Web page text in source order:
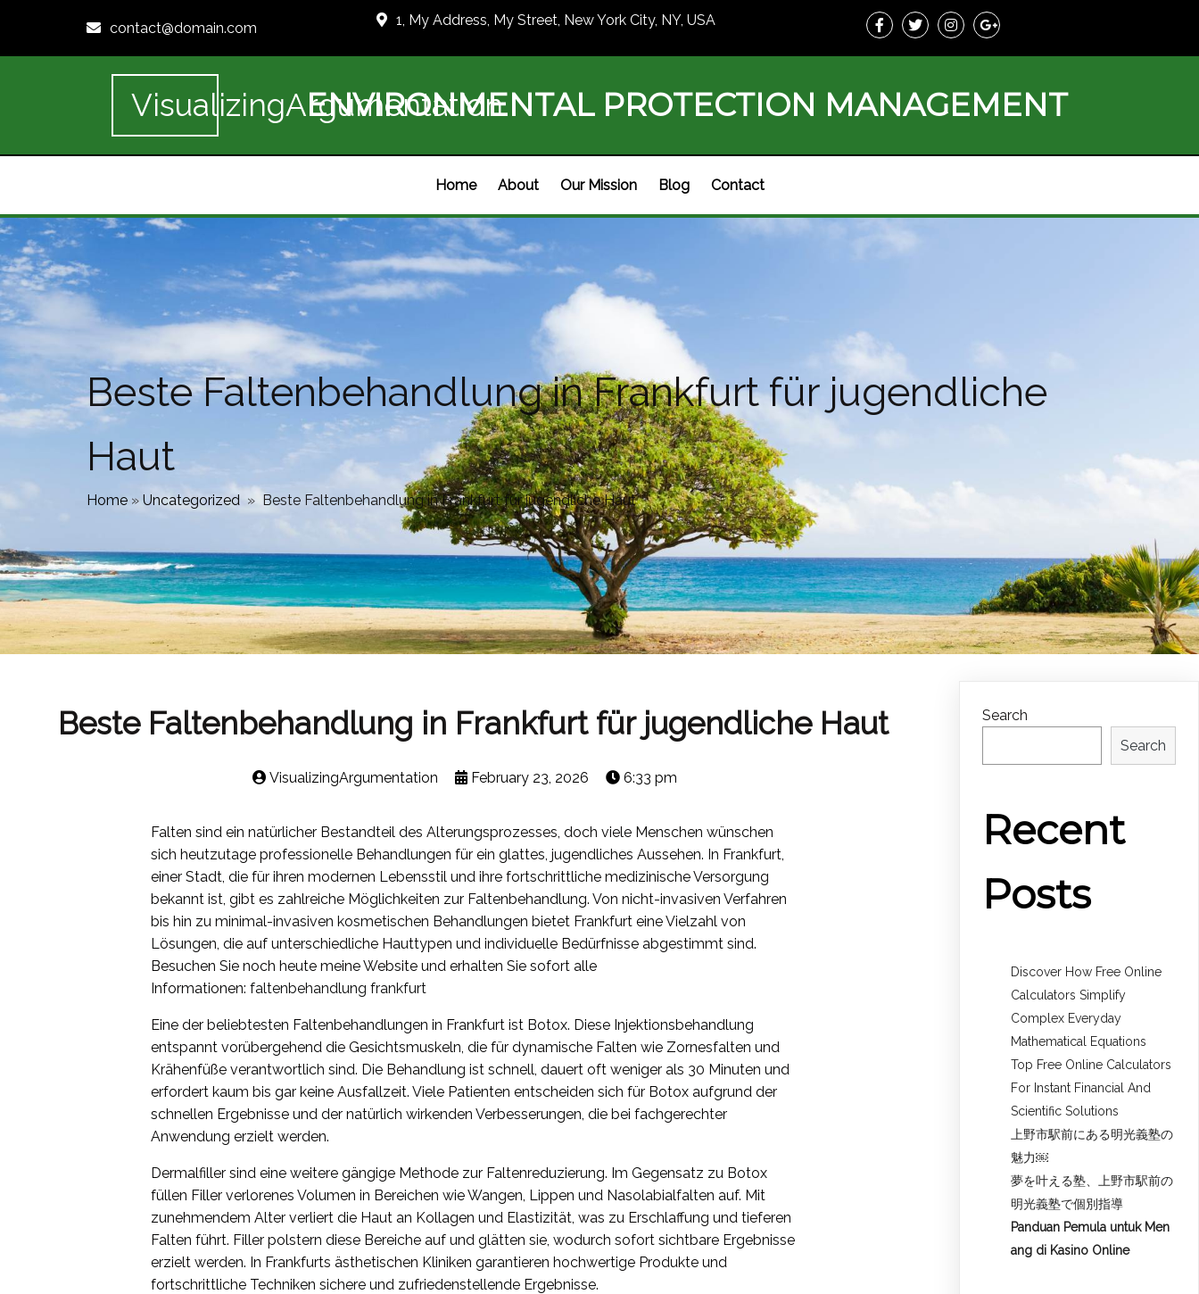
contact@domain.com 1, My Address, My Street, New York City, NY, USA
VisualizingArgumentation
ENVIRONMENTAL PROTECTION MANAGEMENT
Home About Our Mission Blog Contact
Beste Faltenbehandlung in Frankfurt für jugendliche
Haut
Home » Uncategorized » Beste Faltenbehandlung in Frankfurt für jugendliche Haut
Beste Faltenbehandlung in Frankfurt für jugendliche Haut
VisualizingArgumentation February 23, 2026 6:33 pm
Falten sind ein natürlicher Bestandteil des Alterungsprozesses, doch viele Menschen wünschen
sich heutzutage professionelle Behandlungen für ein glattes, jugendliches Aussehen. In Frankfurt,
einer Stadt, die für ihren modernen Lebensstil und ihre fortschrittliche medizinische Versorgung
bekannt ist, gibt es zahlreiche Möglichkeiten zur Faltenbehandlung. Von nicht-invasiven Verfahren
bis hin zu minimal-invasiven kosmetischen Behandlungen bietet Frankfurt eine Vielzahl von
Lösungen, die auf unterschiedliche Hauttypen und individuelle Bedürfnisse abgestimmt sind.
Besuchen Sie noch heute meine Website und erhalten Sie sofort alle
Informationen:faltenbehandlung frankfurt
Eine der beliebtesten Faltenbehandlungen in Frankfurt ist Botox. Diese Injektionsbehandlung
entspannt vorübergehend die Gesichtsmuskeln, die für dynamische Falten wie Zornesfalten und
Krähenfüße verantwortlich sind. Die Behandlung ist schnell, dauert oft weniger als 30 Minuten und
erfordert kaum bis gar keine Ausfallzeit. Viele Patienten entscheiden sich für Botox aufgrund der
schnellen Ergebnisse und der natürlich wirkenden Verbesserungen, die bei fachgerechter
Anwendung erzielt werden.
Dermalfiller sind eine weitere gängige Methode zur Faltenreduzierung. Im Gegensatz zu Botox
füllen Filler verlorenes Volumen in Bereichen wie Wangen, Lippen und Nasolabialfalten auf. Mit
zunehmendem Alter verliert die Haut an Kollagen und Elastizität, was zu Erschlaffung und tieferen
Falten führt. Filler polstern diese Bereiche auf und glätten sie, wodurch sofort sichtbare Ergebnisse
erzielt werden. In Frankfurts ästhetischen Kliniken garantieren hochwertige Produkte und
fortschrittliche Techniken sichere und zufriedenstellende Ergebnisse.
Search
Search
Recent
Posts
Discover How Free Online
Calculators Simplify
Complex Everyday
Mathematical Equations
Top Free Online Calculators
For Instant Financial And
Scientific Solutions
上野市駅前にある明光義塾の
魅力￼
夢を叶える塾、上野市駅前の
明光義塾で個別指導
Panduan Pemula untuk Men
ang di Kasino Online